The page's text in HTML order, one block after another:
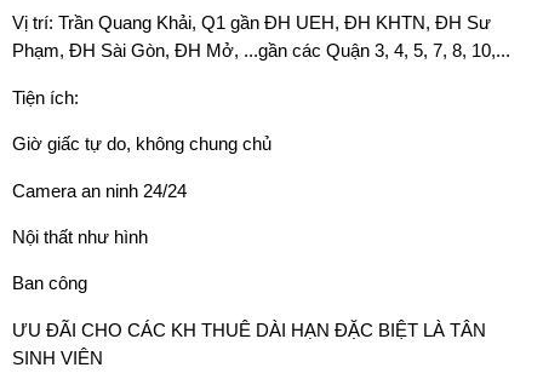
Vị trí: Trần Quang Khải, Q1 gần ĐH UEH, ĐH KHTN, ĐH Sư
Phạm, ĐH Sài Gòn, ĐH Mở, ...gần các Quận 3, 4, 5, 7, 8, 10,...
Tiện ích:
Giờ giấc tự do, không chung chủ
Camera an ninh 24/24
Nội thất như hình
Ban công
ƯU ĐÃI CHO CÁC KH THUÊ DÀI HẠN ĐẶC BIỆT LÀ TÂN
SINH VIÊN